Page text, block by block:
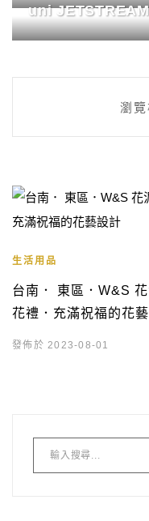
uni
瀏
生活用品
台南． 東區．W&S
花禮．充滿祝福的花
發佈於 2023-08-01